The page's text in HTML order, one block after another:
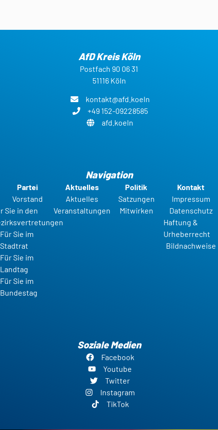
AfD Kreis Köln
Postfach 90 06 31
51116 Köln
kontakt@afd.koeln
+49 152-09228585
afd.koeln
Navigation
Partei
Vorstand
Sie in den
Für Sie im
Stadtrat
Für Sie im
Landtag
Für Sie im
Bundestag
Aktuelles
Aktuelles
Veranstaltungen
Politik
Satzungen
Mitwirken
Kontakt
Impressum
Datenschutz
Haftung &
Urheberrecht
Bildnachweise
Soziale Medien
Facebook
Youtube
Twitter
Instagram
TikTok